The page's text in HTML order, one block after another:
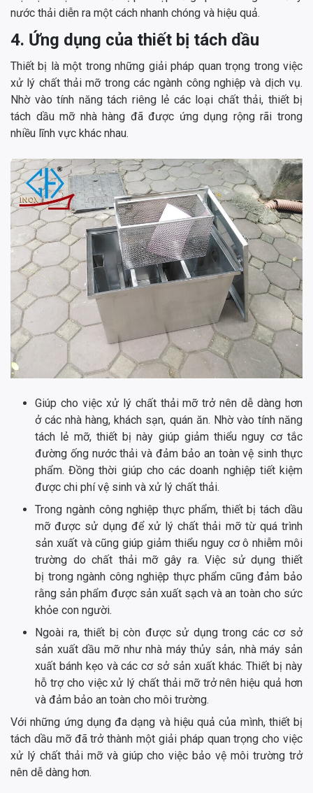
nước thải diễn ra một cách nhanh chóng và hiệu quả.
4. Ứng dụng của thiết bị tách dầu
Thiết bị là một trong những giải pháp quan trọng trong việc
xử lý chất thải mỡ trong các ngành công nghiệp và dịch vụ.
Nhờ vào tính năng tách riêng lẻ các loại chất thải, thiết bị
tách dầu mỡ nhà hàng đã được ứng dụng rộng rãi trong
nhiều lĩnh vực khác nhau.
Giúp cho việc xử lý chất thải mỡ trở nên dễ dàng hơn
ở các nhà hàng, khách sạn, quán ăn. Nhờ vào tính năng
tách lẻ mỡ, thiết bị này giúp giảm thiểu nguy cơ tắc
đường ống nước thải và đảm bảo an toàn vệ sinh thực
phẩm. Đồng thời giúp cho các doanh nghiệp tiết kiệm
được chi phí vệ sinh và xử lý chất thải.
Trong ngành công nghiệp thực phẩm, thiết bị tách dầu
mỡ được sử dụng để xử lý chất thải mỡ từ quá trình
sản xuất và cũng giúp giảm thiểu nguy cơ ô nhiễm môi
trường do chất thải mỡ gây ra. Việc sử dụng thiết
bị trong ngành công nghiệp thực phẩm cũng đảm bảo
rằng sản phẩm được sản xuất sạch và an toàn cho sức
khỏe con người.
Ngoài ra, thiết bị còn được sử dụng trong các cơ sở
sản xuất dầu mỡ như nhà máy thủy sản, nhà máy sản
xuất bánh kẹo và các cơ sở sản xuất khác. Thiết bị này
hỗ trợ cho việc xử lý chất thải mỡ trở nên hiệu quả hơn
và đảm bảo an toàn cho môi trường.
Với những ứng dụng đa dạng và hiệu quả của mình, thiết bị
tách dầu mỡ đã trở thành một giải pháp quan trọng cho việc
xử lý chất thải mỡ và giúp cho việc bảo vệ môi trường trở
nên dễ dàng hơn.